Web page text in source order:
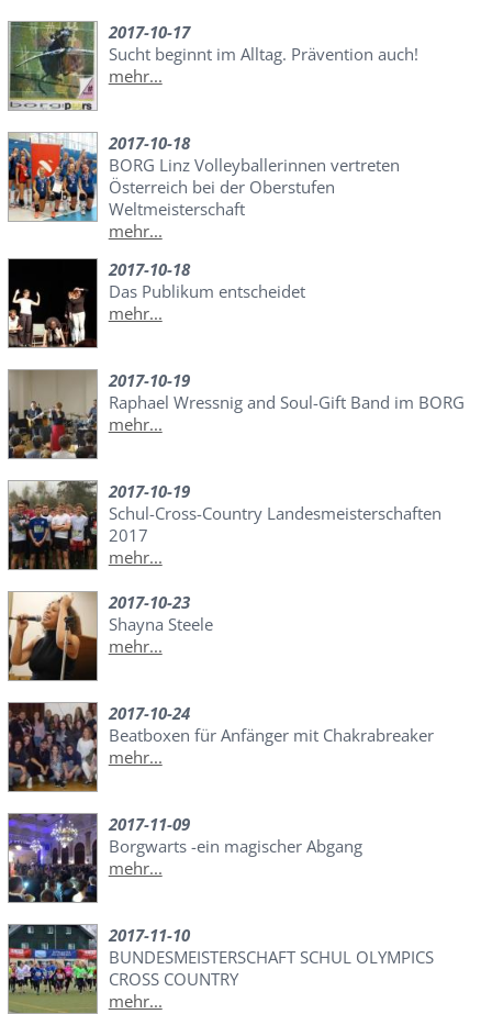
2017-10-17
Sucht beginnt im Alltag. Prävention auch!
mehr...
2017-10-18
BORG Linz Volleyballerinnen vertreten
Österreich bei der Oberstufen
Weltmeisterschaft
mehr...
2017-10-18
Das Publikum entscheidet
mehr...
2017-10-19
Raphael Wressnig and Soul-Gift Band im BORG
mehr...
2017-10-19
Schul-Cross-Country Landesmeisterschaften
2017
mehr...
2017-10-23
Shayna Steele
mehr...
2017-10-24
Beatboxen für Anfänger mit Chakrabreaker
mehr...
2017-11-09
Borgwarts -ein magischer Abgang
mehr...
2017-11-10
BUNDESMEISTERSCHAFT SCHUL OLYMPICS
CROSS COUNTRY
mehr...